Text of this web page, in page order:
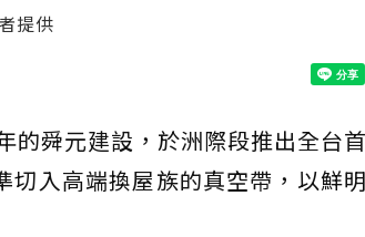
提供
的舜元建設，於洲際段推出全台首
入高端換屋族的真空帶，以鮮明